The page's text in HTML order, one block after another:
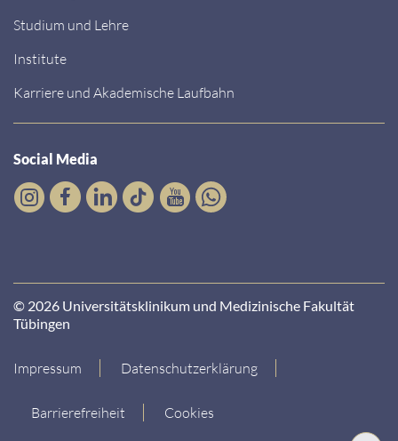
Studium und Lehre
Institute
Karriere und Akademische Laufbahn
Social Media
© 2026 Universitätsklinikum und Medizinische Fakultät
Tübingen
Impressum Datenschutzerklärung
Barrierefreiheit Cookies